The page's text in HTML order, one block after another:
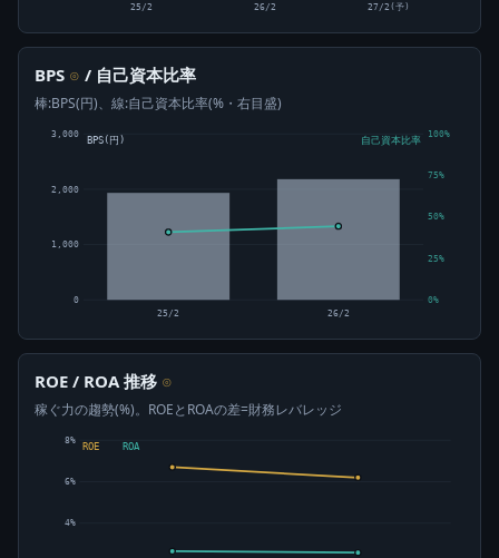
25/2 26/2 27/2(予)
BPS ⊙ / 自己資本比率
棒:BPS(円)、線:自己資本比率(%・右目盛)
0
1,000
2,000
3,000
0%
25%
50%
75%
100%
25/2 26/2
BPS(円) 自己資本比率
ROE / ROA 推移 ⊙
稼ぐ力の趨勢(%)。ROEとROAの差=財務レバレッジ
4%
6%
8%
ROE ROA